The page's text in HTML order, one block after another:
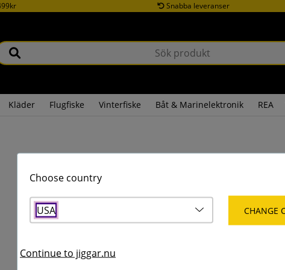
Snabba leveranser
Kläder Flugfiske Vinterfiske Båt & Marinelektronik REA
Choose country
USA CHANGE
Continue to jiggar.nu